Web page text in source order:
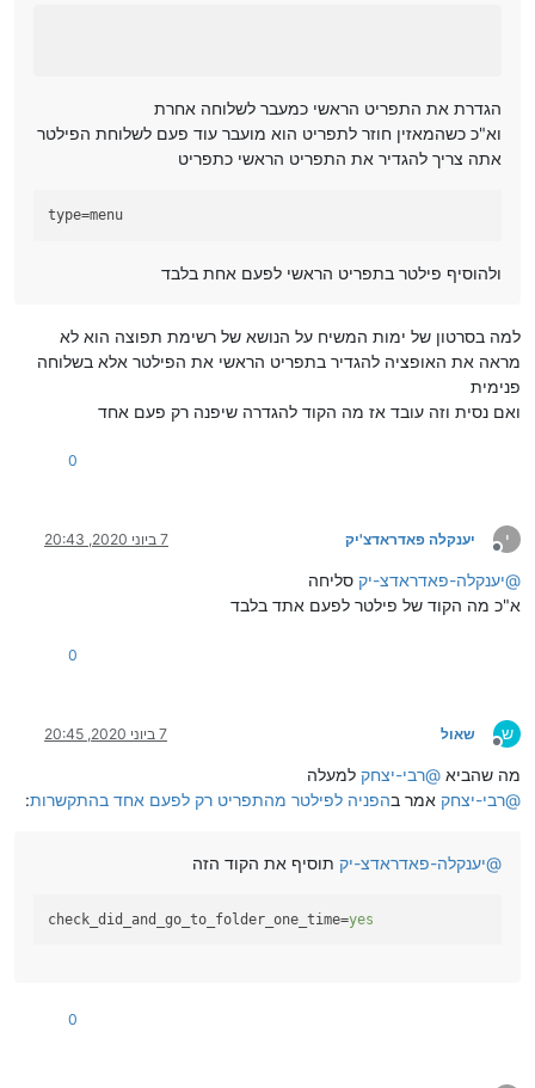
הגדרת את התפריט הראשי כמעבר לשלוחה אחרת
וא"כ כשהמאזין חוזר לתפריט הוא מועבר עוד פעם לשלוחת הפילטר
אתה צריך להגדיר את התפריט הראשי כתפריט
type=menu
ולהוסיף פילטר בתפריט הראשי לפעם אחת בלבד
למה בסרטון של ימות המשיח על הנושא של רשימת תפוצה הוא לא
מראה את האופציה להגדיר בתפריט הראשי את הפילטר אלא בשלוחה
פנימית
ואם נסית וזה עובד אז מה הקוד להגדרה שיפנה רק פעם אחד
0
י
מנותק
יענקלה פאדראדצ'יק 7 ביוני 2020, 20:43
@יענקלה-פאדראדצ-יק סליחה
א"כ מה הקוד של פילטר לפעם אתד בלבד
0
ש
מנותק
שאול 7 ביוני 2020, 20:45
מה שהביא @רבי-יצחק למעלה
@רבי-יצחק אמר בהפניה לפילטר מהתפריט רק לפעם אחד בהתקשרות:
@יענקלה-פאדראדצ-יק תוסיף את הקוד הזה
check_did_and_go_to_folder_one_time=yes
0